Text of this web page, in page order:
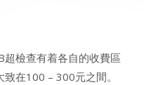
檢查有着各自的收費區
在100 – 300元之間。